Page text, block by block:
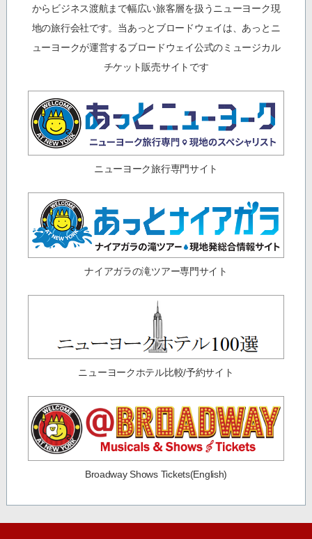
からビジネス渡航まで幅広い旅客層を扱うニューヨーク現
地の旅行会社です。当あっとブロードウェイは、あっとニ
ューヨークが運営するブロードウェイ公式のミュージカル
チケット販売サイトです
ニューヨーク旅行専門サイト
ナイアガラの滝ツアー専門サイト
ニューヨークホテル比較/予約サイト
Broadway Shows Tickets(English)